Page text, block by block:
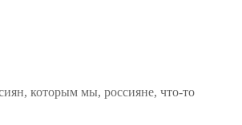
которым мы, россияне, что-то